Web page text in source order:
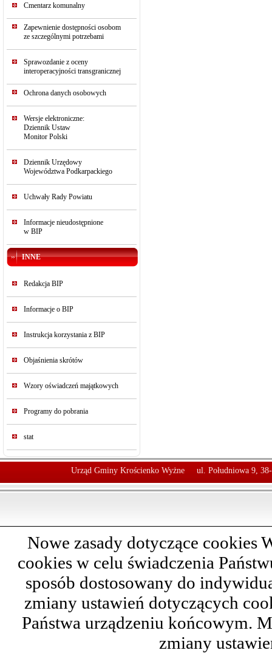
Cmentarz komunalny
Zapewnienie dostępności osobom
ze szczególnymi potrzebami
Sprawozdanie z oceny
interoperacyjności transgranicznej
Ochrona danych osobowych
Wersje elektroniczne:
Dziennik Ustaw
Monitor Polski
Dziennik Urzędowy
Województwa Podkarpackiego
Uchwały Rady Powiatu
Informacje nieudostępnione
w BIP
INNE
Redakcja BIP
Informacje o BIP
Instrukcja korzystania z BIP
Objaśnienia skrótów
Wzory oświadczeń majątkowych
Programy do pobrania
stat
Urząd Gminy Krościenko Wyżne ul. Południowa 9,
Nowe zasady dotyczące cookies
cookies w celu świadczenia
sposób dostosowany do
zmiany ustawień dotyczących
Państwa urządzeniu końcowym.
zmiany